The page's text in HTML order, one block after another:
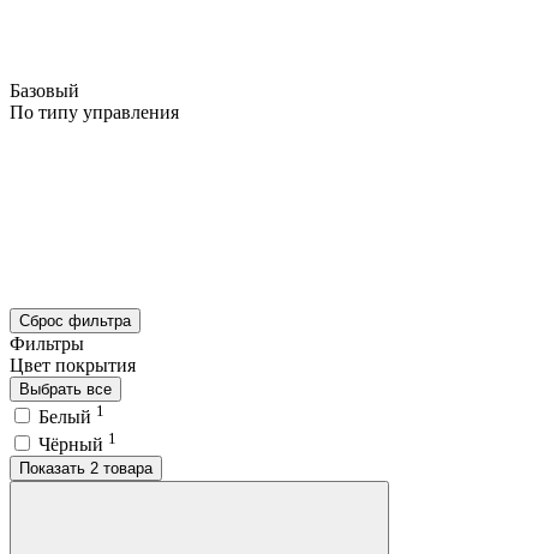
Базовый
По типу управления
Сброс фильтра
Фильтры
Цвет покрытия
Выбрать все
Белый 1
Чёрный 1
Показать 2 товара